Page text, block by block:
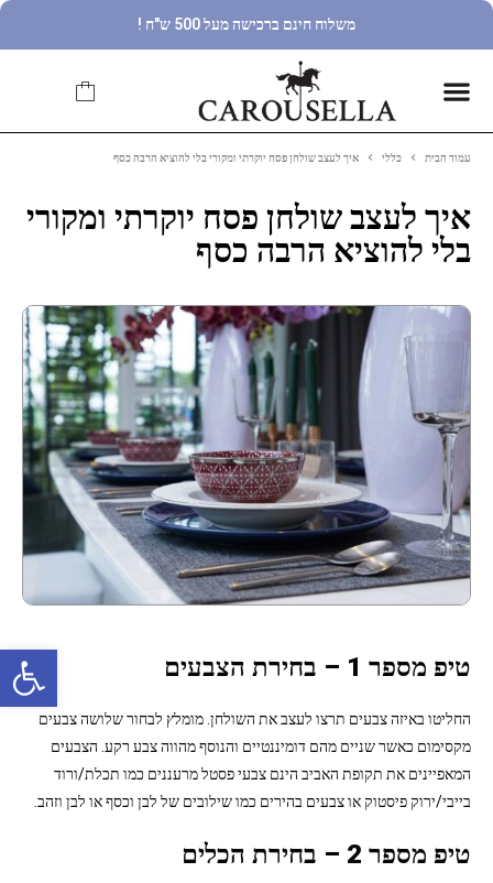
פתח סרגל נגישות
משלוח חינם ברכישה מעל 500 ש"ח !
עמוד הבית כללי איך לעצב שולחן פסח יוקרתי ומקורי בלי להוציא הרבה כסף
איך לעצב שולחן פסח יוקרתי ומקורי
בלי להוציא הרבה כסף
טיפ מספר 1 – בחירת הצבעים
החליטו באיזה צבעים תרצו לעצב את השולחן. מומלץ לבחור שלושה צבעים
מקסימום כאשר שניים מהם דומיננטיים והנוסף מהווה צבע רקע. הצבעים
המאפיינים את תקופת האביב הינם צבעי פסטל מרעננים כמו תכלת/ורוד
בייבי/ירוק פיסטוק או צבעים בהירים כמו שילובים של לבן וכסף או לבן וזהב.
טיפ מספר 2 – בחירת הכלים